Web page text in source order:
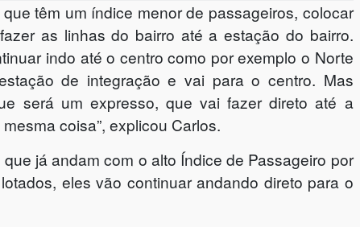
têm um índice menor de passageiros, colocar
as linhas do bairro até a estação do bairro.
indo até o centro como por exemplo o Norte
de integração e vai para o centro. Mas
será um expresso, que vai fazer direto até a
coisa”, explicou Carlos.
já andam com o alto Índice de Passageiro por
eles vão continuar andando direto para o